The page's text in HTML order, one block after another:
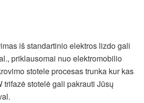
iš standartinio elektros lizdo gali
priklausomai nuo elektromobilio
stotele procesas trunka kur kas
trifazė stotelė gali pakrauti Jūsų